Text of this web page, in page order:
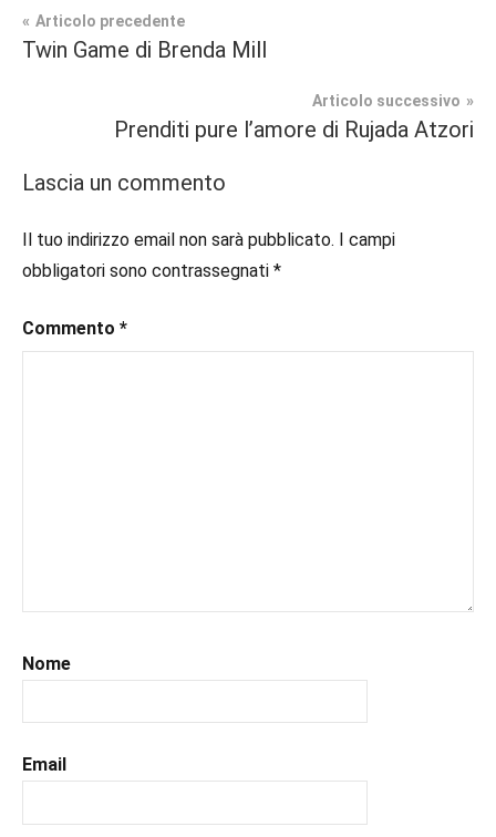
Tag
,
#booklover,
#ebook
#instalibri,
#italianblogger
#romance
#romantic,
Contemporary
Recensioni
Navigazione
Articolo precedente
Twin Game di Brenda Mill
Articolo successivo
Prenditi pure l’amore di Rujada Atzori
Lascia un commento
Il tuo indirizzo email non sarà pubblicato. I campi
obbligatori sono contrassegnati *
Commento *
Nome
Email